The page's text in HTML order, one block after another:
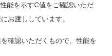
能を示すC値をご確認いただ
お渡ししています。
確認いただくもので、性能を